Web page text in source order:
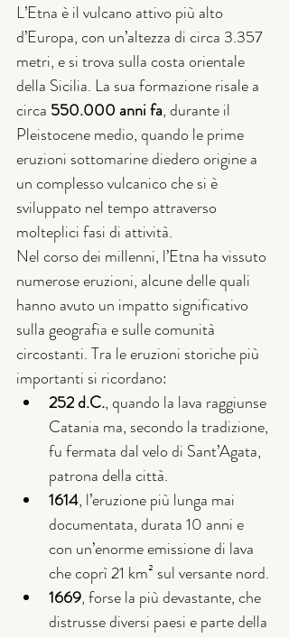
L’Etna è il vulcano attivo più alto
d’Europa, con un’altezza di circa 3.357
metri, e si trova sulla costa orientale
della Sicilia. La sua formazione risale a
circa 550.000 anni fa, durante il
Pleistocene medio, quando le prime
eruzioni sottomarine diedero origine a
un complesso vulcanico che si è
sviluppato nel tempo attraverso
molteplici fasi di attività.
Nel corso dei millenni, l’Etna ha vissuto
numerose eruzioni, alcune delle quali
hanno avuto un impatto significativo
sulla geografia e sulle comunità
circostanti. Tra le eruzioni storiche più
importanti si ricordano:
252 d.C., quando la lava raggiunse
Catania ma, secondo la tradizione,
fu fermata dal velo di Sant’Agata,
patrona della città.
1614, l’eruzione più lunga mai
documentata, durata 10 anni e
con un’enorme emissione di lava
che coprì 21 km² sul versante nord.
1669, forse la più devastante, che
distrusse diversi paesi e parte della